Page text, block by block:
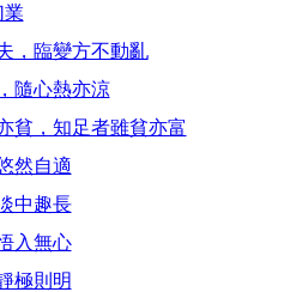
業
，臨變方不動亂
隨心熱亦涼
貧，知足者雖貧亦富
然自適
中趣長
入無心
極則明